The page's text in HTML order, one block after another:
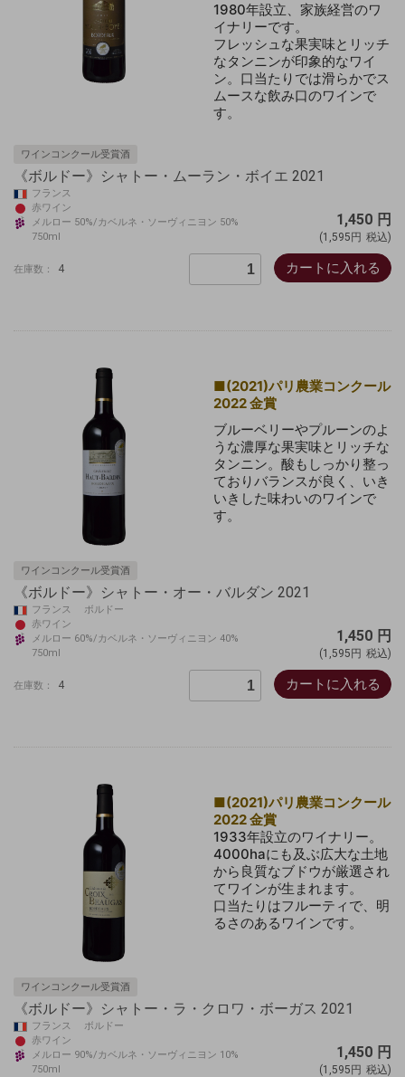
1980年設立、家族経営のワ
イナリーです。
フレッシュな果実味とリッチ
なタンニンが印象的なワイ
ン。口当たりでは滑らかでス
ムースな飲み口のワインで
す。
ワインコンクール受賞酒
《ボルドー》シャトー・ムーラン・ボイエ 2021
フランス
赤ワイン
メルロー 50%/カベルネ・ソーヴィニヨン 50%
750ml
1,450 円
(1,595円 税込)
在庫数： 4 カートに入れる
■(2021)パリ農業コンクール
2022 金賞
ブルーベリーやプルーンのよ
うな濃厚な果実味とリッチな
タンニン。酸もしっかり整っ
ておりバランスが良く、いき
いきした味わいのワインで
す。
ワインコンクール受賞酒
《ボルドー》シャトー・オー・バルダン 2021
フランス ボルドー
赤ワイン
メルロー 60%/カベルネ・ソーヴィニヨン 40%
750ml
1,450 円
(1,595円 税込)
在庫数： 4 カートに入れる
■(2021)パリ農業コンクール
2022 金賞
1933年設立のワイナリー。
4000haにも及ぶ広大な土地
から良質なブドウが厳選され
てワインが生まれます。
口当たりはフルーティで、明
るさのあるワインです。
ワインコンクール受賞酒
《ボルドー》シャトー・ラ・クロワ・ボーガス 2021
フランス ボルドー
赤ワイン
メルロー 90%/カベルネ・ソーヴィニヨン 10%
750ml
1,450 円
(1,595円 税込)